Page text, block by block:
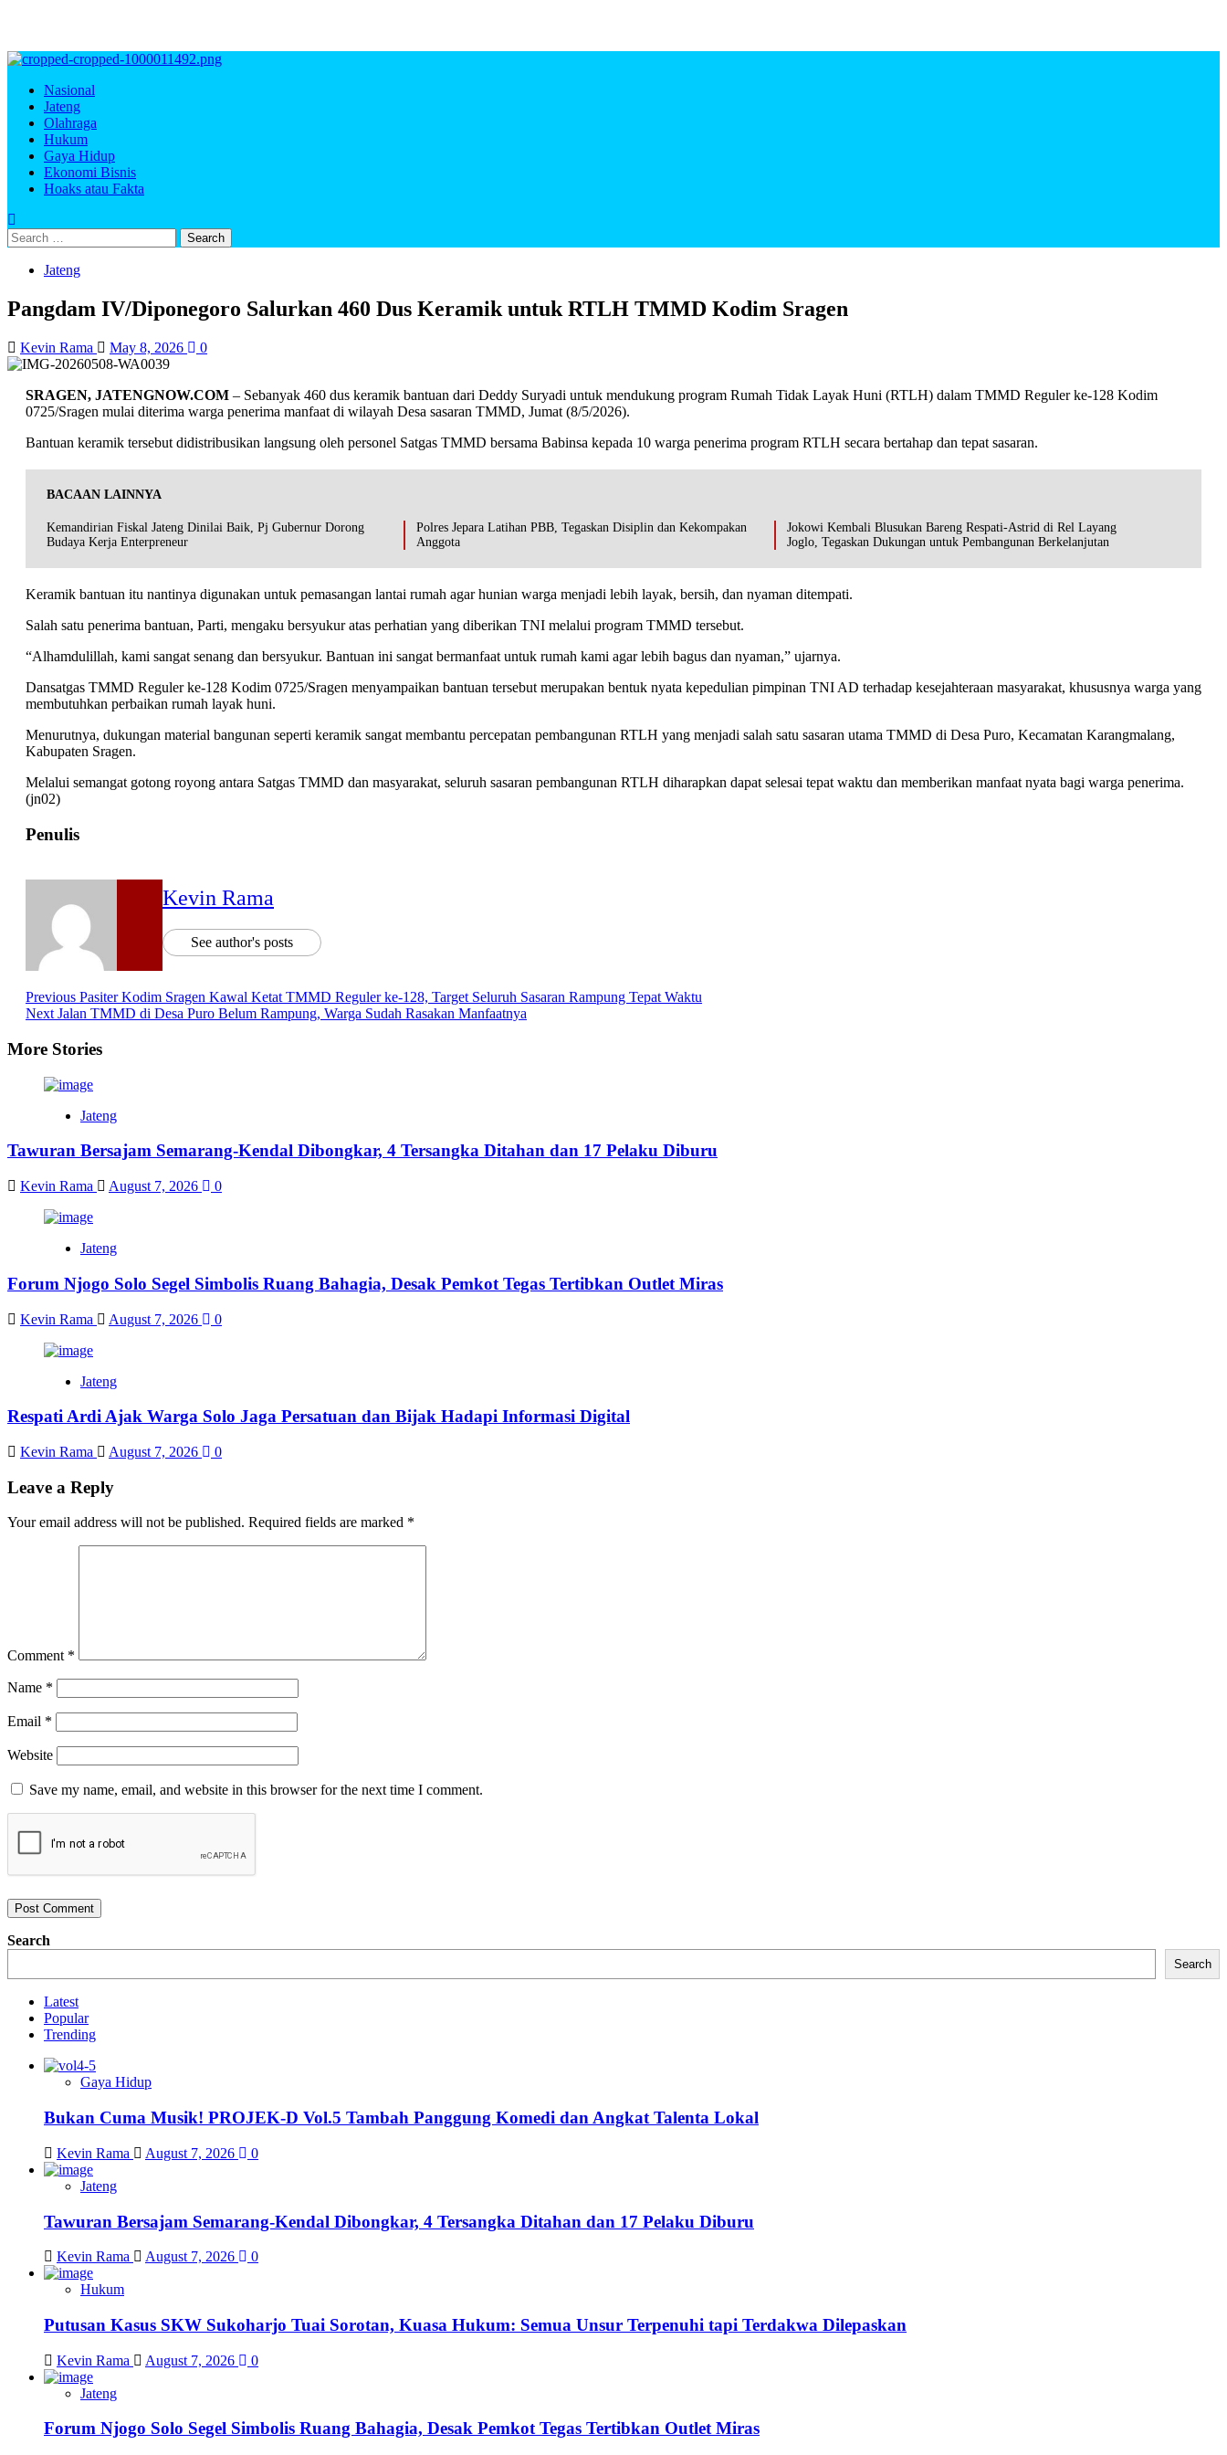
Primary
Nasional
Jateng
Olahraga
Hukum
Gaya Hidup
Ekonomi Bisnis
Hoaks atau Fakta
Search
for:
Jateng
Pangdam IV/Diponegoro Salurkan 460 Dus Keramik untuk RTLH TMMD Kodim Sragen
Kevin Rama May 8, 2026 0
SRAGEN, JATENGNOW.COM – Sebanyak 460 dus keramik bantuan dari Deddy Suryadi untuk mendukung program Rumah Tidak Layak Huni (RTLH) dalam TMMD Reguler ke-128 Kodim
0725/Sragen mulai diterima warga penerima manfaat di wilayah Desa sasaran TMMD, Jumat (8/5/2026).
Bantuan keramik tersebut didistribusikan langsung oleh personel Satgas TMMD bersama Babinsa kepada 10 warga penerima program RTLH secara bertahap dan tepat sasaran.
BACAAN LAINNYA
Kemandirian Fiskal Jateng Dinilai Baik, Pj Gubernur Dorong
Budaya Kerja Enterpreneur
Polres Jepara Latihan PBB, Tegaskan Disiplin dan Kekompakan
Anggota
Jokowi Kembali Blusukan Bareng Respati-Astrid di Rel Layang
Joglo, Tegaskan Dukungan untuk Pembangunan Berkelanjutan
Keramik bantuan itu nantinya digunakan untuk pemasangan lantai rumah agar hunian warga menjadi lebih layak, bersih, dan nyaman ditempati.
Salah satu penerima bantuan, Parti, mengaku bersyukur atas perhatian yang diberikan TNI melalui program TMMD tersebut.
“Alhamdulillah, kami sangat senang dan bersyukur. Bantuan ini sangat bermanfaat untuk rumah kami agar lebih bagus dan nyaman,” ujarnya.
Dansatgas TMMD Reguler ke-128 Kodim 0725/Sragen menyampaikan bantuan tersebut merupakan bentuk nyata kepedulian pimpinan TNI AD terhadap kesejahteraan masyarakat, khususnya warga yang
membutuhkan perbaikan rumah layak huni.
Menurutnya, dukungan material bangunan seperti keramik sangat membantu percepatan pembangunan RTLH yang menjadi salah satu sasaran utama TMMD di Desa Puro, Kecamatan Karangmalang,
Kabupaten Sragen.
Melalui semangat gotong royong antara Satgas TMMD dan masyarakat, seluruh sasaran pembangunan RTLH diharapkan dapat selesai tepat waktu dan memberikan manfaat nyata bagi warga penerima.
(jn02)
Penulis
Kevin Rama
See author's posts
Post
Navigation
Previous Pasiter Kodim Sragen Kawal Ketat TMMD Reguler ke-128, Target Seluruh Sasaran Rampung Tepat Waktu
Next Jalan TMMD di Desa Puro Belum Rampung, Warga Sudah Rasakan Manfaatnya
More Stories
Jateng
Tawuran Bersajam Semarang-Kendal Dibongkar, 4 Tersangka Ditahan dan 17 Pelaku Diburu
Kevin Rama August 7, 2026 0
Jateng
Forum Njogo Solo Segel Simbolis Ruang Bahagia, Desak Pemkot Tegas Tertibkan Outlet Miras
Kevin Rama August 7, 2026 0
Jateng
Respati Ardi Ajak Warga Solo Jaga Persatuan dan Bijak Hadapi Informasi Digital
Kevin Rama August 7, 2026 0
Leave a Reply
Your email address will not be published. Required fields are marked *
Comment *
Name *
Email *
Website
Save my name, email, and website in this browser for the next time I comment.
Search
Search
Latest
Popular
Trending
Gaya Hidup
Bukan Cuma Musik! PROJEK-D Vol.5 Tambah Panggung Komedi dan Angkat Talenta Lokal
Kevin Rama August 7, 2026 0
Jateng
Tawuran Bersajam Semarang-Kendal Dibongkar, 4 Tersangka Ditahan dan 17 Pelaku Diburu
Kevin Rama August 7, 2026 0
Hukum
Putusan Kasus SKW Sukoharjo Tuai Sorotan, Kuasa Hukum: Semua Unsur Terpenuhi tapi Terdakwa Dilepaskan
Kevin Rama August 7, 2026 0
Jateng
Forum Njogo Solo Segel Simbolis Ruang Bahagia, Desak Pemkot Tegas Tertibkan Outlet Miras